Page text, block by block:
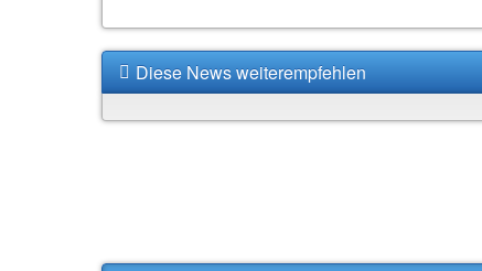
Diese News weiterempfehlen